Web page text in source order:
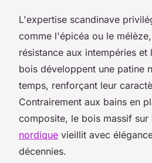
L'expertise scandinave
comme l'épicéa ou le
résistance aux intempéries
bois développent une patine
temps, renforçant leur
Contrairement aux bains en
composite, le bois massif sur
nordique vieillit avec
décennies.